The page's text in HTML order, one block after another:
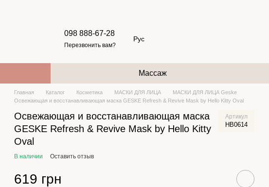
098 888-67-28
Перезвонить вам?
Рус
Массаж
Главная Каталог Косметика МАСКИ ДЛЯ ЛИЦА
МАСКИ ДЛЯ ЛИЦА Geske
Освежающая и восстанавливающая маска GESKE Refresh & Revive Mask by Hello Kitty Oval
Освежающая и восстанавливающая маска
GESKE Refresh & Revive Mask by Hello Kitty
Oval
Артикул
HB0614
В наличии Оставить отзыв
619 грн